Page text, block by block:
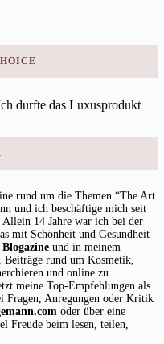
rund um die Themen “The Art
und ich beschäftige mich seit
14 Jahre war ich bei der
mit Schönheit und Gesundheit
Blogazine und in meinem
Beiträge rund um Kosmetik,
und online zu
meine Top-Empfehlungen als
Fragen, Anregungen oder Kritik
oder über eine
Freude beim lesen, teilen,